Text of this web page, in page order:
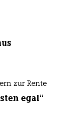
zur Rente
egal“